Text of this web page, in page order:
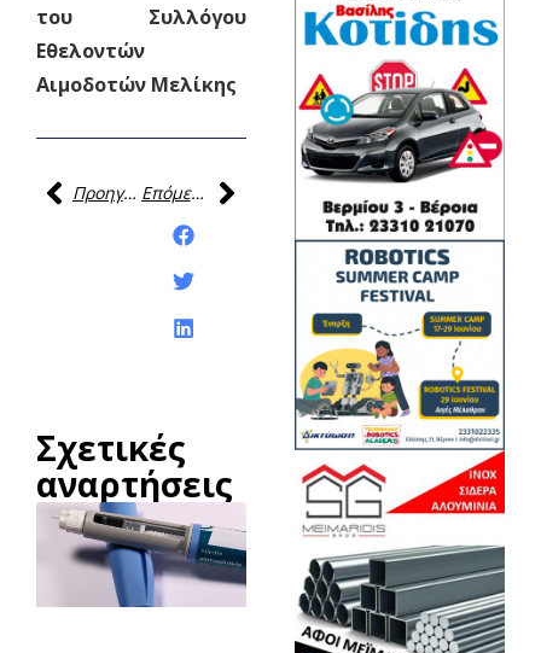
του Συλλόγου
Εθελοντών
Αιμοδοτών Μελίκης
Προηγούμενη
Επόμενη
Σχετικές
αναρτήσεις